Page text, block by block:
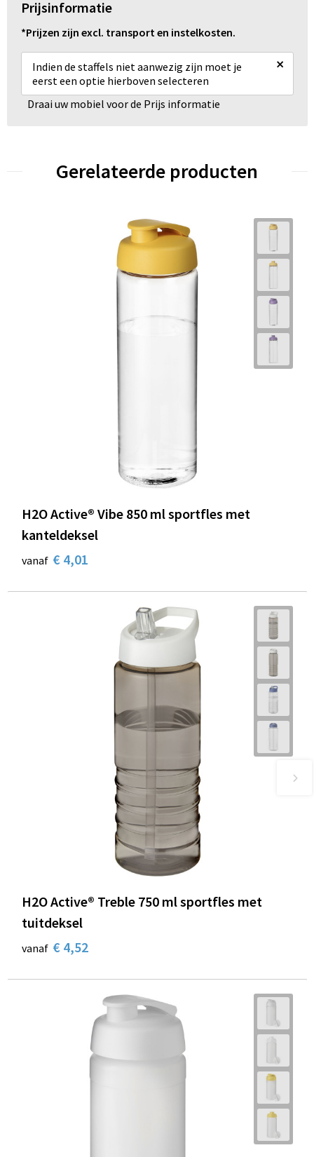
Prijsinformatie
*Prijzen zijn excl. transport en instelkosten.
Indien de staffels niet aanwezig zijn moet je
eerst een optie hierboven selecteren
×
Draai uw mobiel voor de Prijs informatie
Gerelateerde producten
H2O Active® Vibe 850 ml sportfles met
kanteldeksel
vanaf € 4,01
H2O Active® Treble 750 ml sportfles met
tuitdeksel
vanaf € 4,52